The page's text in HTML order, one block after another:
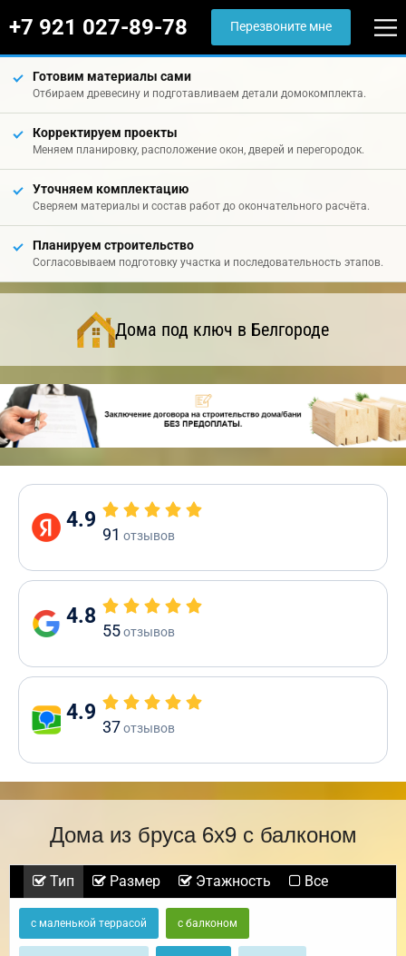
+7 921 027-89-78 Перезвоните мне
Готовим материалы сами
Отбираем древесину и подготавливаем детали домокомплекта.
Корректируем проекты
Меняем планировку, расположение окон, дверей и перегородок.
Уточняем комплектацию
Сверяем материалы и состав работ до окончательного расчёта.
Планируем строительство
Согласовываем подготовку участка и последовательность этапов.
Дома под ключ в Белгороде
4.9
91 отзывов
4.8
55отзывов
4.9
37отзывов
Дома из бруса 6х9 с балконом
Тип Размер Этажность Все
с маленькой террасой с балконом